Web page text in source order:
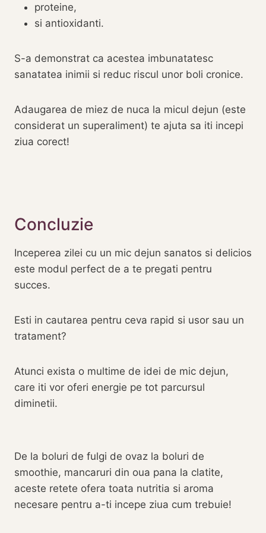
proteine,
si antioxidanti.
S-a demonstrat ca acestea imbunatatesc
sanatatea inimii si reduc riscul unor boli cronice.
Adaugarea de miez de nuca la micul dejun (este
considerat un superaliment) te ajuta sa iti incepi
ziua corect!
Concluzie
Inceperea zilei cu un mic dejun sanatos si delicios
este modul perfect de a te pregati pentru
succes.
Esti in cautarea pentru ceva rapid si usor sau un
tratament?
Atunci exista o multime de idei de mic dejun,
care iti vor oferi energie pe tot parcursul
diminetii.
De la boluri de fulgi de ovaz la boluri de
smoothie, mancaruri din oua pana la clatite,
aceste retete ofera toata nutritia si aroma
necesare pentru a-ti incepe ziua cum trebuie!